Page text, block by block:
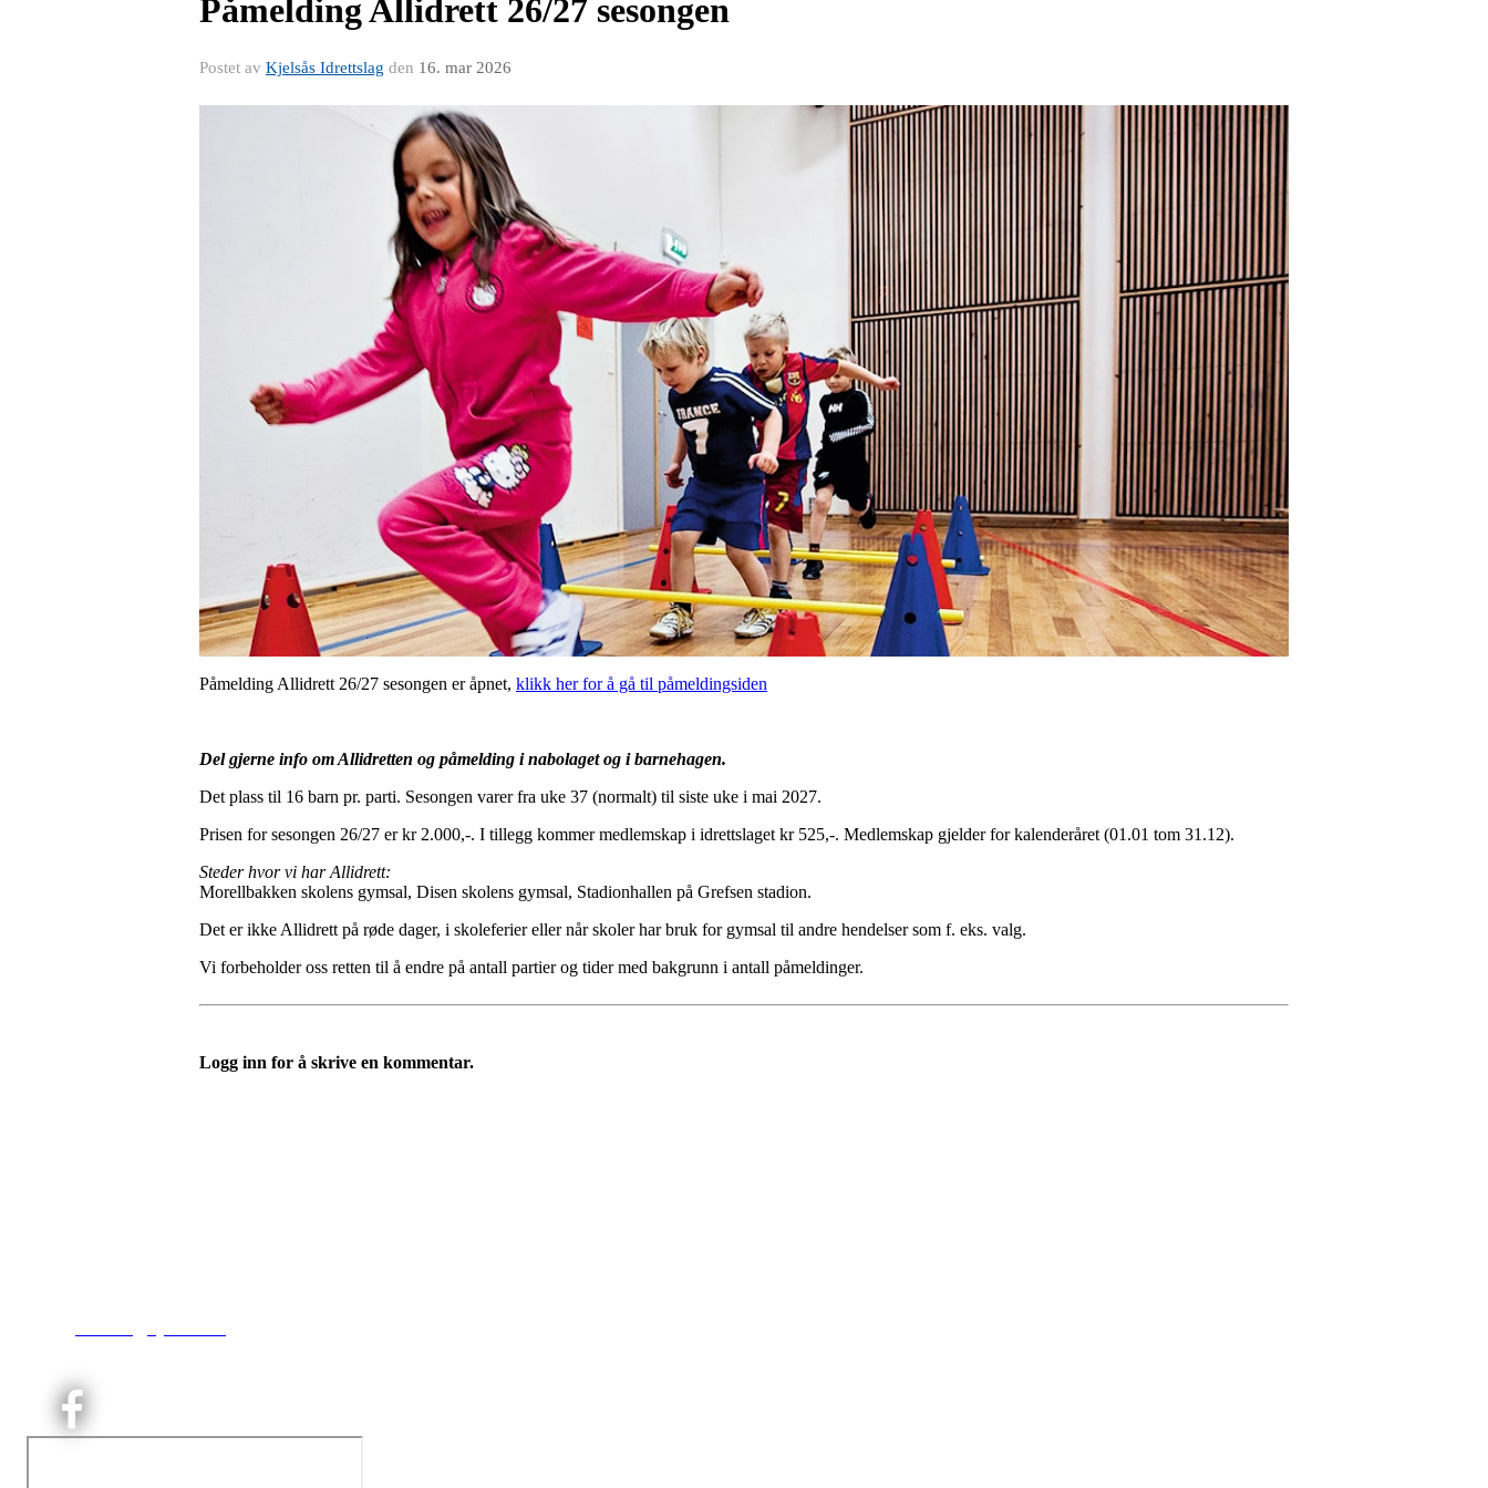
Påmelding Allidrett 26/27 sesongen
Postet av Kjelsås Idrettslag den 16. mar 2026
Påmelding Allidrett 26/27 sesongen er åpnet, klikk her for å gå til påmeldingsiden
Del gjerne info om Allidretten og påmelding i nabolaget og i barnehagen.
Det plass til 16 barn pr. parti. Sesongen varer fra uke 37 (normalt) til siste uke i mai 2027.
Prisen for sesongen 26/27 er kr 2.000,-. I tillegg kommer medlemskap i idrettslaget kr 525,-. Medlemskap gjelder for kalenderåret (01.01 tom 31.12).
Steder hvor vi har Allidrett:
Morellbakken skolens gymsal, Disen skolens gymsal, Stadionhallen på Grefsen stadion.
Det er ikke Allidrett på røde dager, i skoleferier eller når skoler har bruk for gymsal til andre hendelser som f. eks. valg.
Vi forbeholder oss retten til å endre på antall partier og tider med bakgrunn i antall påmeldinger.
Logg inn for å skrive en kommentar.